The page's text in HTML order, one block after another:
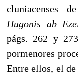
cluniacenses
Hugonis ab
págs. 262 y
pormenores
Entre ellos, el de